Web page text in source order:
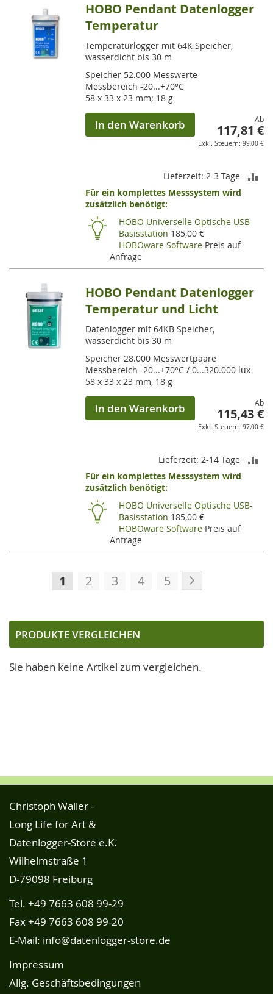
HOBO Pendant Datenlogger
Temperatur
Temperaturlogger mit 64K Speicher,
wasserdicht bis 30 m
Speicher 52.000 Messwerte
Messbereich -20...+70°C
58 x 33 x 23 mm; 18 g
Ab
117,81 €
99,00 €
In den Warenkorb
Lieferzeit: 2-3 Tage
Für ein komplettes Messsystem wird
zusätzlich benötigt:
HOBO Universelle Optische USB-
Basisstation 185,00 €
HOBOware Software Preis auf
Anfrage
HOBO Pendant Datenlogger
Temperatur und Licht
Datenlogger mit 64KB Speicher,
wasserdicht bis 30 m
Speicher 28.000 Messwertpaare
Messbereich -20...+70°C / 0...320.000 lux
58 x 33 x 23 mm, 18 g
Ab
115,43 €
97,00 €
In den Warenkorb
Lieferzeit: 2-14 Tage
Für ein komplettes Messsystem wird
zusätzlich benötigt:
HOBO Universelle Optische USB-
Basisstation 185,00 €
HOBOware Software Preis auf
Anfrage
Seite
Sie
gerade
die
1 Seite
2 Seite
3 Seite
4 Seite
5
PRODUKTE VERGLEICHEN
Sie haben keine Artikel zum vergleichen.
Christoph Waller -
Long Life for Art &
Datenlogger-Store e.K.
Wilhelmstraße 1
D-79098 Freiburg
Tel. +49 7663 608 99-29
Fax +49 7663 608 99-20
E-Mail: info@datenlogger-store.de
Impressum
Allg. Geschäftsbedingungen